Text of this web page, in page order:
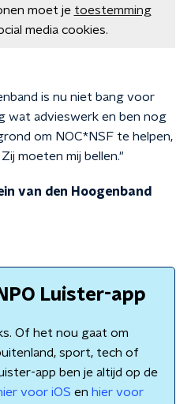
moet je toestemming
media cookies.
is nu niet bang voor
wat advieswerk en ben nog
om NOC*NSF te helpen,
moeten mij bellen."
van den Hoogenband
Luister-app
Of het nou gaat om
sport, tech of
app ben je altijd op de
voor iOS en hier voor